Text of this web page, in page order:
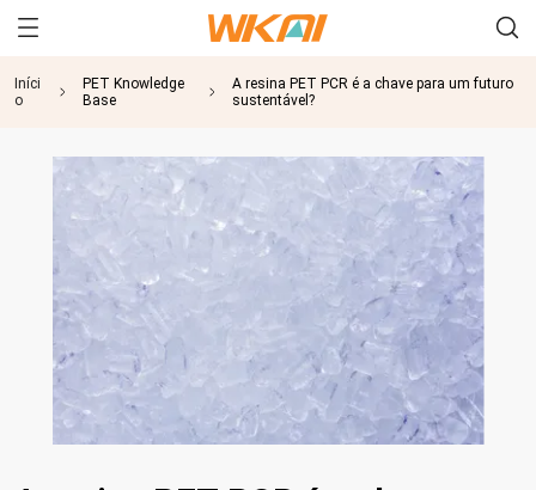
Iníci
o
PET Knowledge
Base
A resina PET PCR é a chave para um futuro
sustentável?